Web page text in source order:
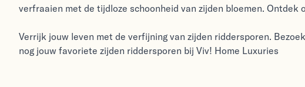
verfraaien met de tijdloze schoonheid van zijden bloemen.
Verrijk jouw leven met de verfijning van zijden riddersporen.
nog jouw favoriete zijden riddersporen bij Viv! Home Luxuries